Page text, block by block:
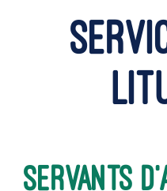
Étapes de la vie
Vie paroissiale
Servants